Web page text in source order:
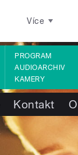
Více
PROGRAM
AUDIOARCHIV
KAMERY
Kontakt